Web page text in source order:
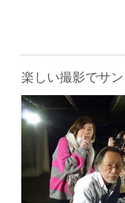
楽しい撮影でサ